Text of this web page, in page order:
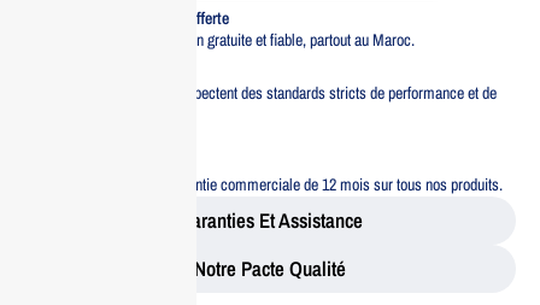
Livraison standard offerte
Profitez d’une livraison gratuite et fiable, partout au Maroc.
Tous nos produits respectent des standards stricts de performance et de
Bénéficiez d’une garantie commerciale de 12 mois sur tous nos produits.
Garanties Et Assistance
Notre Pacte Qualité